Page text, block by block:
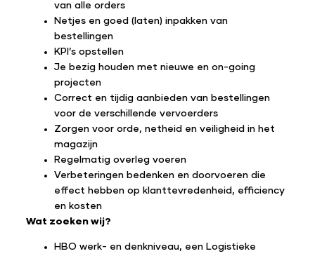
van alle orders
Netjes en goed (laten) inpakken van
bestellingen
KPI’s opstellen
Je bezig houden met nieuwe en on-going
projecten
Correct en tijdig aanbieden van bestellingen
voor de verschillende vervoerders
Zorgen voor orde, netheid en veiligheid in het
magazijn
Regelmatig overleg voeren
Verbeteringen bedenken en doorvoeren die
effect hebben op klanttevredenheid, efficiency
en kosten
Wat zoeken wij?
HBO werk- en denkniveau, een Logistieke